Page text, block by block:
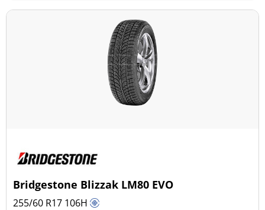
Bridgestone Blizzak LM80 EVO
255/60 R17 106H